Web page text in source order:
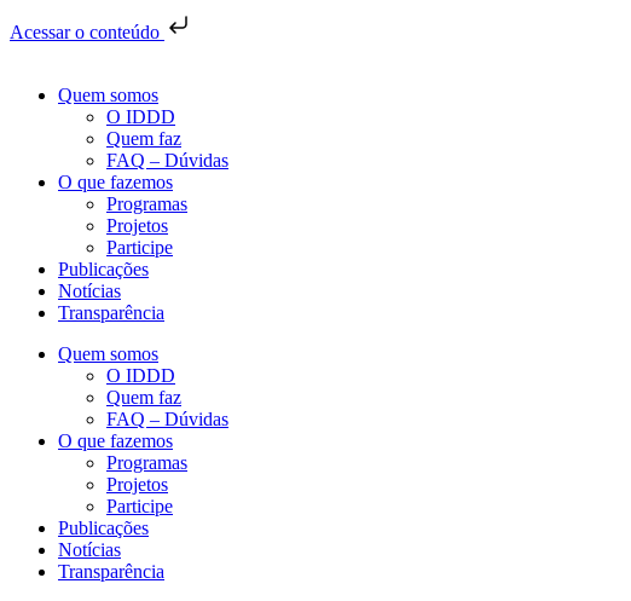
Acessar o conteúdo
Quem somos
O IDDD
Quem faz
FAQ – Dúvidas
O que fazemos
Programas
Projetos
Participe
Publicações
Notícias
Transparência
Quem somos
O IDDD
Quem faz
FAQ – Dúvidas
O que fazemos
Programas
Projetos
Participe
Publicações
Notícias
Transparência